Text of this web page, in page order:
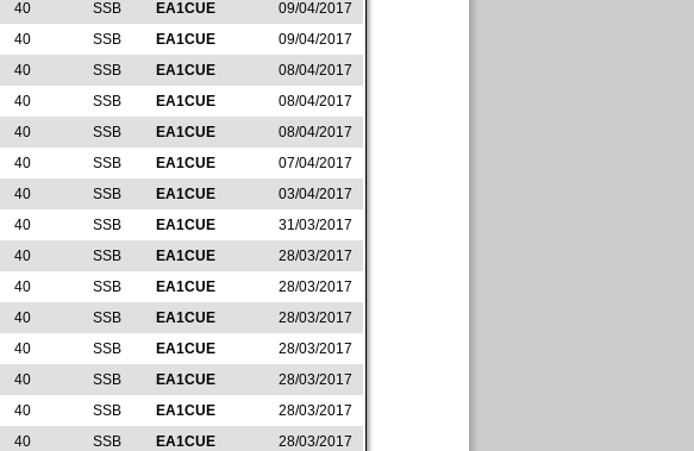
40 SSB EA1CUE
09/04/2017
40 SSB EA1CUE
09/04/2017
40 SSB EA1CUE
08/04/2017
40 SSB EA1CUE
08/04/2017
40 SSB EA1CUE
08/04/2017
40 SSB EA1CUE
07/04/2017
40 SSB EA1CUE
03/04/2017
40 SSB EA1CUE
31/03/2017
40 SSB EA1CUE
28/03/2017
40 SSB EA1CUE
28/03/2017
40 SSB EA1CUE
28/03/2017
40 SSB EA1CUE
28/03/2017
40 SSB EA1CUE
28/03/2017
40 SSB EA1CUE
28/03/2017
40 SSB EA1CUE
28/03/2017